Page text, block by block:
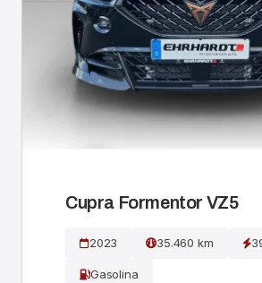
Cupra Formentor VZ5
2023 35.460 km
Gasolina